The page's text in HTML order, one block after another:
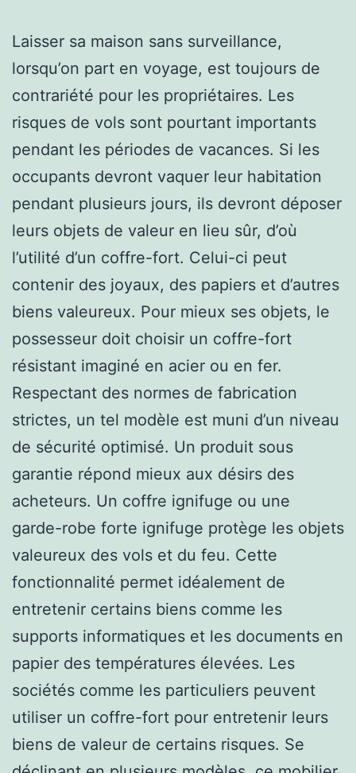
Laisser sa maison sans surveillance,
lorsqu’on part en voyage, est toujours de
contrariété pour les propriétaires. Les
risques de vols sont pourtant importants
pendant les périodes de vacances. Si les
occupants devront vaquer leur habitation
pendant plusieurs jours, ils devront déposer
leurs objets de valeur en lieu sûr, d’où
l’utilité d’un coffre-fort. Celui-ci peut
contenir des joyaux, des papiers et d’autres
biens valeureux. Pour mieux ses objets, le
possesseur doit choisir un coffre-fort
résistant imaginé en acier ou en fer.
Respectant des normes de fabrication
strictes, un tel modèle est muni d’un niveau
de sécurité optimisé. Un produit sous
garantie répond mieux aux désirs des
acheteurs. Un coffre ignifuge ou une
garde-robe forte ignifuge protège les objets
valeureux des vols et du feu. Cette
fonctionnalité permet idéalement de
entretenir certains biens comme les
supports informatiques et les documents en
papier des températures élevées. Les
sociétés comme les particuliers peuvent
utiliser un coffre-fort pour entretenir leurs
biens de valeur de certains risques. Se